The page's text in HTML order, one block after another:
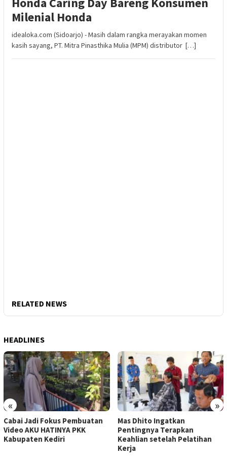
Milenial Honda
idealoka.com (Sidoarjo) - Masih dalam rangka merayakan momen
kasih sayang, PT. Mitra Pinasthika Mulia (MPM) distributor […]
RELATED NEWS
HEADLINES
« »
Cabai Jadi Fokus Pembuatan
Video AKU HATINYA PKK
Kabupaten Kediri
Mas Dhito Ingatkan
Pentingnya Terapkan
Keahlian setelah Pelatihan
Kerja